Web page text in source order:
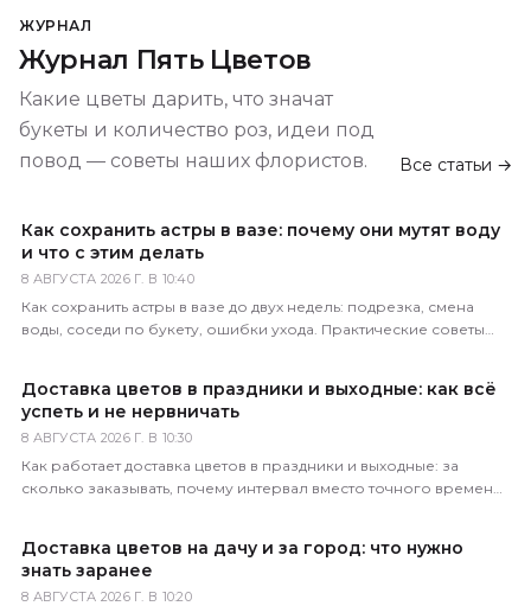
ЖУРНАЛ
Журнал Пять Цветов
Какие цветы дарить, что значат
букеты и количество роз, идеи под
повод — советы наших флористов.
Все статьи →
Как сохранить астры в вазе: почему они мутят воду
и что с этим делать
8 АВГУСТА 2026 Г. В 10:40
Как сохранить астры в вазе до двух недель: подрезка, смена
воды, соседи по букету, ошибки ухода. Практические советы
Доставка цветов в праздники и выходные: как всё
успеть и не нервничать
8 АВГУСТА 2026 Г. В 10:30
Как работает доставка цветов в праздники и выходные: за
сколько заказывать, почему интервал вместо точного времени,
Доставка цветов на дачу и за город: что нужно
знать заранее
8 АВГУСТА 2026 Г. В 10:20